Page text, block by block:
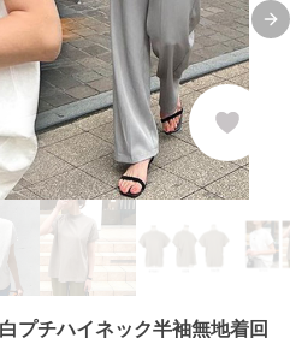
プチハイネック半袖無地着回